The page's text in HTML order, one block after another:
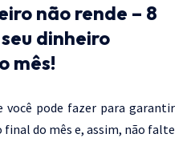
não rende – 8
dinheiro
mês!
você pode fazer para garantir
final do mês e, assim, não falte